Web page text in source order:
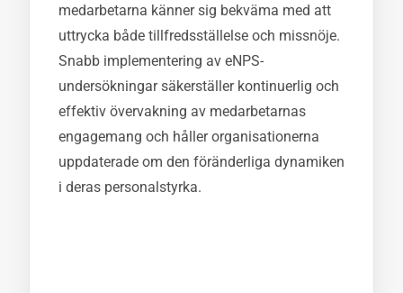
medarbetarna känner sig bekväma med att
uttrycka både tillfredsställelse och missnöje.
Snabb implementering av eNPS-
undersökningar säkerställer kontinuerlig och
effektiv övervakning av medarbetarnas
engagemang och håller organisationerna
uppdaterade om den föränderliga dynamiken
i deras personalstyrka.